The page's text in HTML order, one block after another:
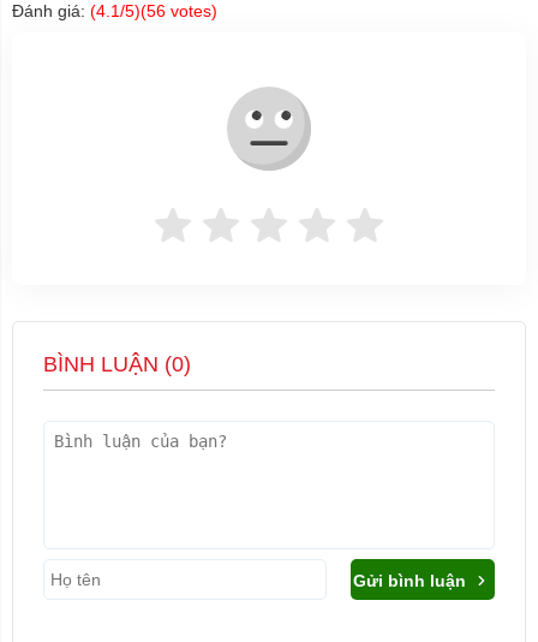
Đánh giá: (4.1/5)(56 votes)
BÌNH LUẬN (0)
Gửi bình luận